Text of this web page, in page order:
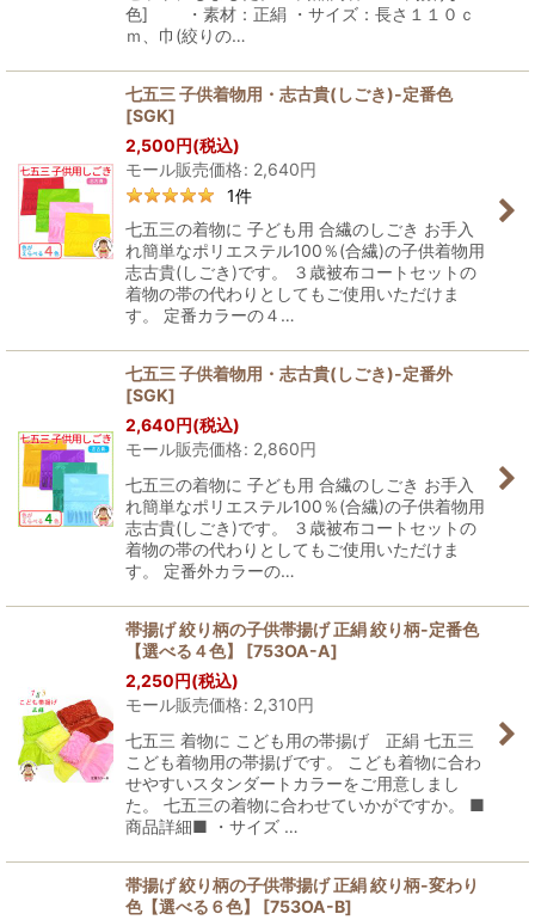
色] ・素材：正絹 ・サイズ：長さ１１０ｃ
ｍ、巾(絞りの…
七五三 子供着物用・志古貴(しごき)-定番色
[SGK]
2,500円(税込)
モール販売価格: 2,640円
1件
七五三の着物に 子ども用 合繊のしごき お手入
れ簡単なポリエステル100％(合繊)の子供着物用
志古貴(しごき)です。 ３歳被布コートセットの
着物の帯の代わりとしてもご使用いただけま
す。 定番カラーの４…
七五三 子供着物用・志古貴(しごき)-定番外
[SGK]
2,640円(税込)
モール販売価格: 2,860円
七五三の着物に 子ども用 合繊のしごき お手入
れ簡単なポリエステル100％(合繊)の子供着物用
志古貴(しごき)です。 ３歳被布コートセットの
着物の帯の代わりとしてもご使用いただけま
す。 定番外カラーの…
帯揚げ 絞り柄の子供帯揚げ 正絹 絞り柄-定番色
【選べる４色】
[753OA-A]
2,250円(税込)
モール販売価格: 2,310円
七五三 着物に こども用の帯揚げ 正絹 七五三
こども着物用の帯揚げです。 こども着物に合わ
せやすいスタンダートカラーをご用意しまし
た。 七五三の着物に合わせていかがですか。 ■
商品詳細■ ・サイズ …
帯揚げ 絞り柄の子供帯揚げ 正絹 絞り柄-変わり
色【選べる６色】
[753OA-B]